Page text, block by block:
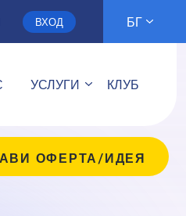
ВХОД БГ
УСЛУГИ КЛУБ
ОФЕРТА/ИДЕЯ